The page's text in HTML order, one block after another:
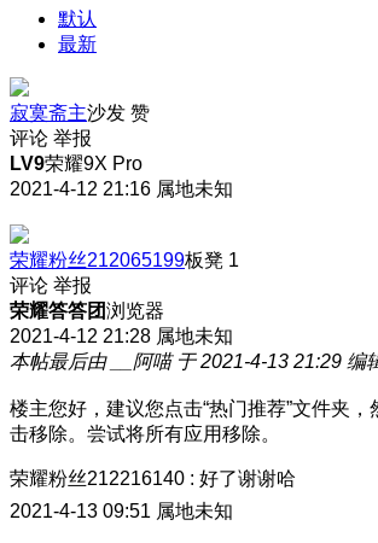
默认
最新
寂寞斋主沙发 赞
评论 举报
LV9荣耀9X Pro
2021-4-12 21:16 属地未知
荣耀粉丝212065199板凳 1
评论 举报
荣耀答答团浏览器
2021-4-12 21:28 属地未知
本帖最后由 __阿喵 于 2021-4-13 21:29 编
楼主您好，建议您点击“热门推荐”文件夹
击移除。尝试将所有应用移除。
荣耀粉丝212216140 : 好了谢谢哈
2021-4-13 09:51 属地未知